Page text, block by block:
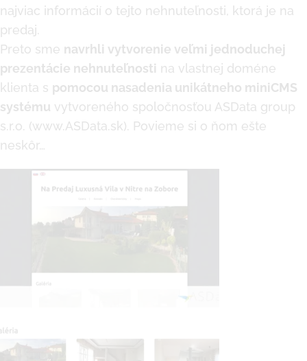
najviac informácií o tejto nehnuteľnosti, ktorá je na
predaj.
Preto sme navrhli vytvorenie veľmi jednoduchej
prezentácie nehnuteľnosti na vlastnej doméne
klienta s pomocou nasadenia unikátneho miniCMS
systému vytvoreného spoločnosťou ASData group
s.r.o. (www.ASData.sk). Povieme si o ňom ešte
neskôr…